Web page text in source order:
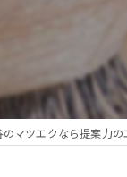
シュ
のマツエクなら提案力の